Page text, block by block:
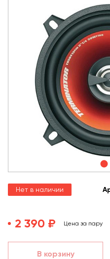
Нет в наличии
2 390 ₽ Цена за пару
В корзину